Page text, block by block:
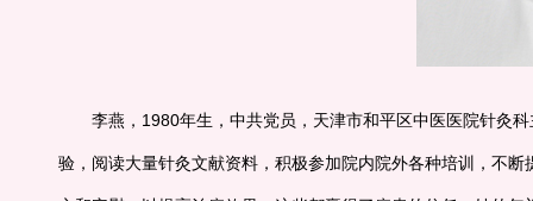
李燕，1980年生，中共党员，天津市和平区中医医院针灸科
验，阅读大量针灸文献资料，积极参加院内院外各种培训，不